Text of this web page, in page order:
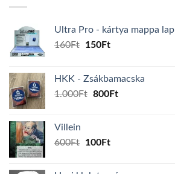
Ultra Pro - kártya mappa lap
160Ft
Original
160Ft.
150FtCurrent
150Ft.
HKK - Zsákbamacska
1.000Ft Original
800FtCurrent
Villein
600Ft
Original
100FtCurrent